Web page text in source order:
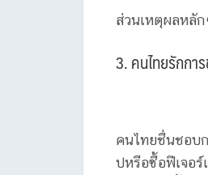
ส่วนเหตุผลหลั
3. คนไทยรักกา
คนไทยชื่นชอบ
ปหรือซื้อฟีเจอ